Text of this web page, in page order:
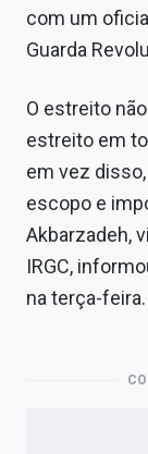
com um
Guarda
O estreito
estreito em
em vez
escopo e
Akbarzadeh,
IRGC,
na terça-feira.